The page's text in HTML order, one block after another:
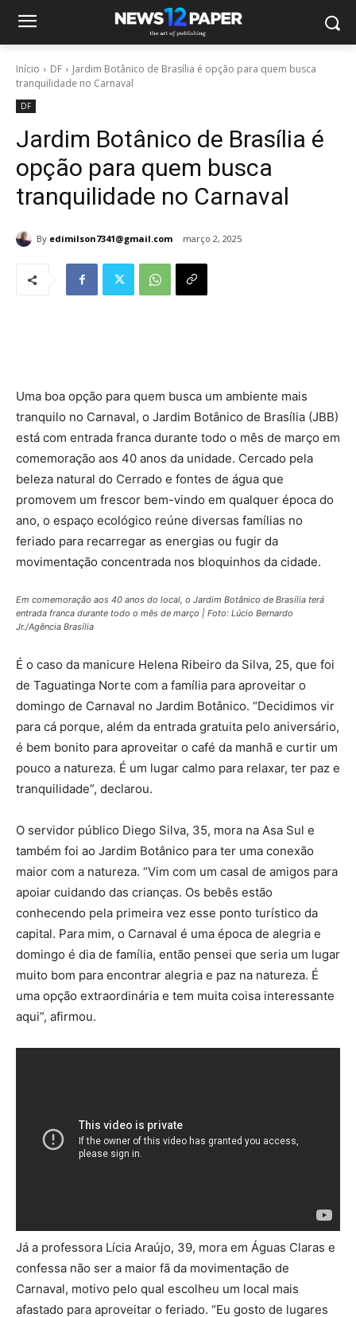
Início DF
Jardim Botânico de Brasília é opção para quem busca
tranquilidade no Carnaval
DF
Jardim Botânico de Brasília é
opção para quem busca
tranquilidade no Carnaval
By edimilson7341@gmail.com março 2, 2025
Uma boa opção para quem busca um ambiente mais
tranquilo no Carnaval, o Jardim Botânico de Brasília (JBB)
está com entrada franca durante todo o mês de março em
comemoração aos 40 anos da unidade. Cercado pela
beleza natural do Cerrado e fontes de água que
promovem um frescor bem-vindo em qualquer época do
ano, o espaço ecológico reúne diversas famílias no
feriado para recarregar as energias ou fugir da
movimentação concentrada nos bloquinhos da cidade.
Em comemoração aos 40 anos do local, o Jardim Botânico de Brasília terá
entrada franca durante todo o mês de março | Foto: Lúcio Bernardo
Jr./Agência Brasília
É o caso da manicure Helena Ribeiro da Silva, 25, que foi
de Taguatinga Norte com a família para aproveitar o
domingo de Carnaval no Jardim Botânico. “Decidimos vir
para cá porque, além da entrada gratuita pelo aniversário,
é bem bonito para aproveitar o café da manhã e curtir um
pouco a natureza. É um lugar calmo para relaxar, ter paz e
tranquilidade”, declarou.
O servidor público Diego Silva, 35, mora na Asa Sul e
também foi ao Jardim Botânico para ter uma conexão
maior com a natureza. “Vim com um casal de amigos para
apoiar cuidando das crianças. Os bebês estão
conhecendo pela primeira vez esse ponto turístico da
capital. Para mim, o Carnaval é uma época de alegria e
domingo é dia de família, então pensei que seria um lugar
muito bom para encontrar alegria e paz na natureza. É
uma opção extraordinária e tem muita coisa interessante
aqui”, afirmou.
Já a professora Lícia Araújo, 39, mora em Águas Claras e
confessa não ser a maior fã da movimentação de
Carnaval, motivo pelo qual escolheu um local mais
afastado para aproveitar o feriado. “Eu gosto de lugares